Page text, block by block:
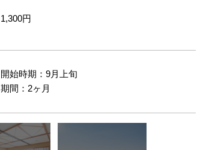
1,300円
開始時期：9月上旬
期間：2ヶ月